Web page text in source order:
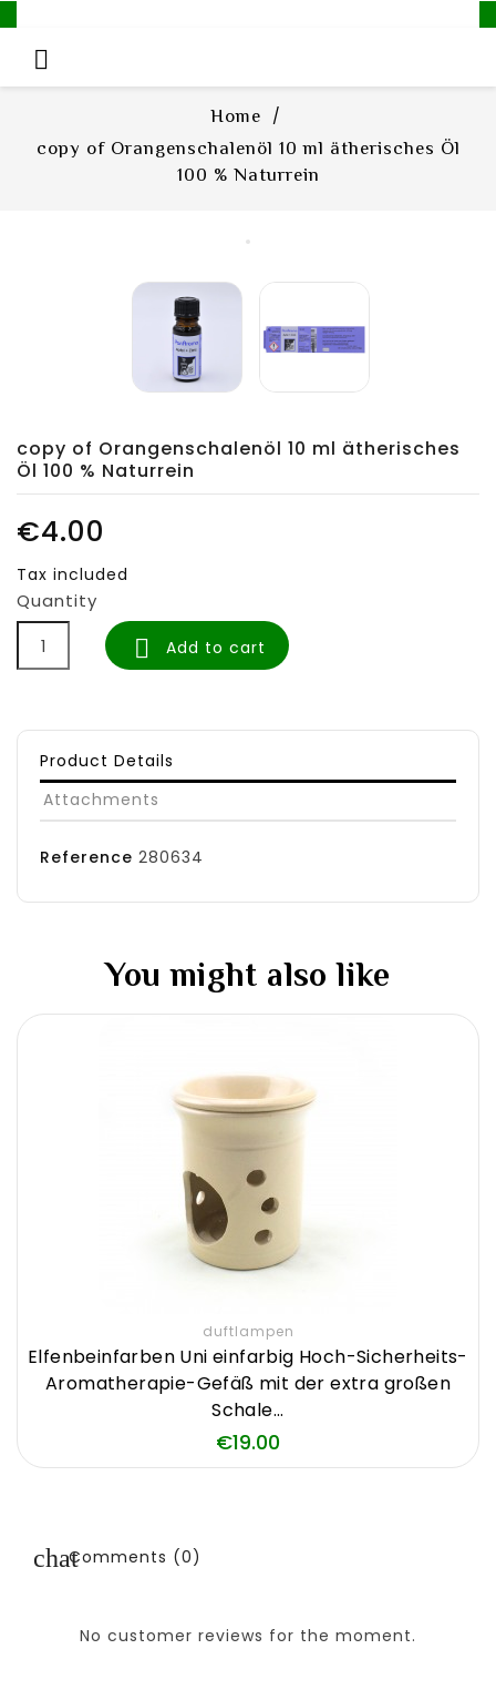

Home
copy of Orangenschalenöl 10 ml ätherisches Öl
100 % Naturrein
copy of Orangenschalenöl 10 ml ätherisches
Öl 100 % Naturrein
€4.00
Tax included
Quantity
 Add to cart
Product Details
Attachments
Reference 280634
You might also like
duftlampen
Elfenbeinfarben Uni einfarbig Hoch-Sicherheits-
Aromatherapie-Gefäß mit der extra großen
Schale...
€19.00
Comments (0)
No customer reviews for the moment.